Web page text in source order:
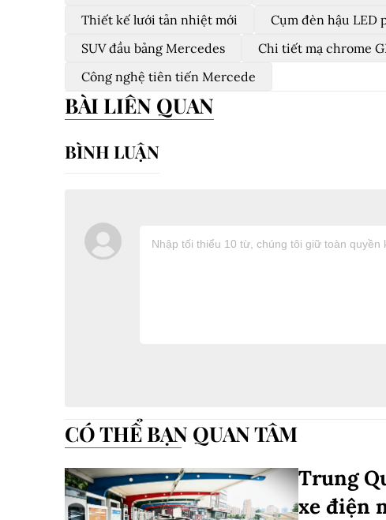
Thiết kế lưới tản nhiệt mới
Cụm đèn hậu LED
SUV đầu bảng Mercedes
Chi tiết mạ chrome
Công nghệ tiên tiến Mercede
BÀI LIÊN QUAN
CÓ THỂ BẠN QUAN TÂM
Trung
xe điện